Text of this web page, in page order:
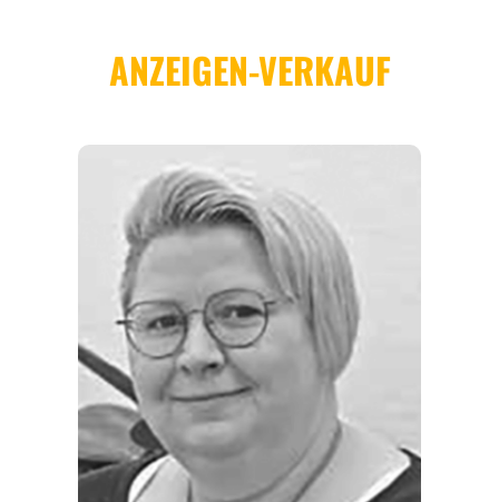
EVENTS
REISEMAGAZINE
THEMEN
ANGEBOTE